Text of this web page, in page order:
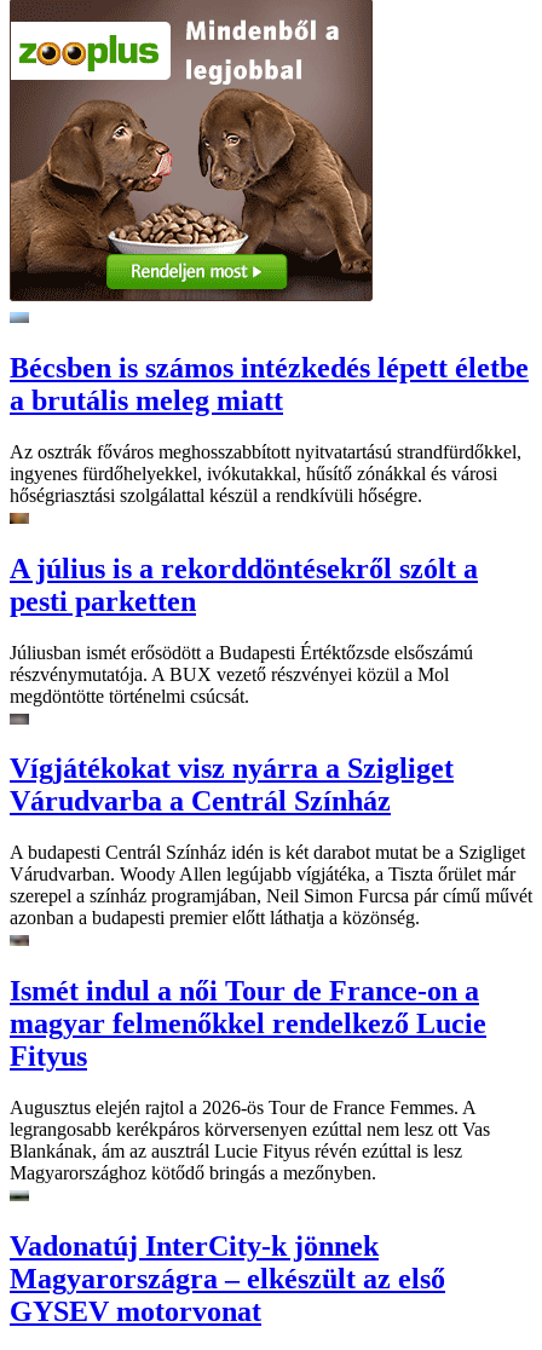
Bécsben is számos intézkedés lépett életbe
a brutális meleg miatt
Az osztrák főváros meghosszabbított nyitvatartású strandfürdőkkel,
ingyenes fürdőhelyekkel, ivókutakkal, hűsítő zónákkal és városi
hőségriasztási szolgálattal készül a rendkívüli hőségre.
A július is a rekorddöntésekről szólt a
pesti parketten
Júliusban ismét erősödött a Budapesti Értéktőzsde elsőszámú
részvénymutatója. A BUX vezető részvényei közül a Mol
megdöntötte történelmi csúcsát.
Vígjátékokat visz nyárra a Szigliget
Várudvarba a Centrál Színház
A budapesti Centrál Színház idén is két darabot mutat be a Szigliget
Várudvarban. Woody Allen legújabb vígjátéka, a Tiszta őrület már
szerepel a színház programjában, Neil Simon Furcsa pár című művét
azonban a budapesti premier előtt láthatja a közönség.
Ismét indul a női Tour de France-on a
magyar felmenőkkel rendelkező Lucie
Fityus
Augusztus elején rajtol a 2026-ös Tour de France Femmes. A
legrangosabb kerékpáros körversenyen ezúttal nem lesz ott Vas
Blankának, ám az ausztrál Lucie Fityus révén ezúttal is lesz
Magyarországhoz kötődő bringás a mezőnyben.
Vadonatúj InterCity-k jönnek
Magyarországra – elkészült az első
GYSEV motorvonat